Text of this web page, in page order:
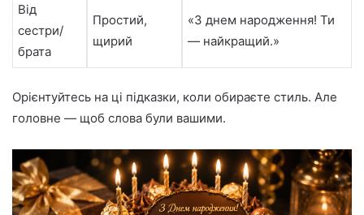
Від
сестри/
брата
Простий,
щирий
«З днем народження! Ти
— найкращий.»
Орієнтуйтесь на ці підказки, коли обираєте стиль. Але
головне — щоб слова були вашими.